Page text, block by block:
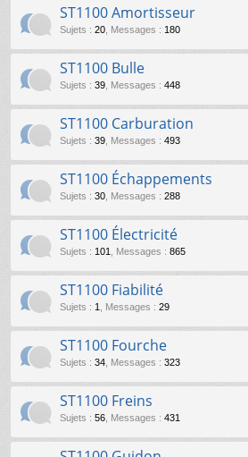
ST1100 Amortisseur
Sujets : 20 Messages : 180
ST1100 Bulle
Sujets : 39 Messages : 448
ST1100 Carburation
Sujets : 39 Messages : 493
ST1100 Échappements
Sujets : 30 Messages : 288
ST1100 Électricité
Sujets : 101 Messages : 865
ST1100 Fiabilité
Sujets : 1 Messages : 29
ST1100 Fourche
Sujets : 34 Messages : 323
ST1100 Freins
Sujets : 56 Messages : 431